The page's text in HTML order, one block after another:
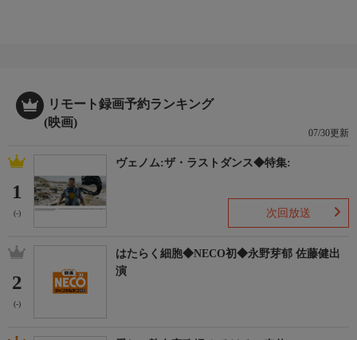
リモート録画予約ランキング
(映画)
07/30更新
1
(-)
ヴェノム:ザ・ラストダンス◆特集:
次回放送
2
(-)
はたらく細胞◆NECO初◆永野芽郁 佐藤健出
演